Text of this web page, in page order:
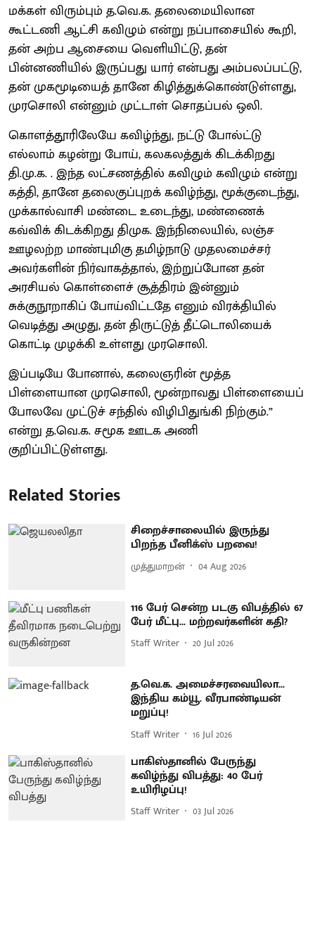
மக்கள் விரும்பும் த.வெ.க. தலைமையிலான
கூட்டணி ஆட்சி கவிழும் என்று நப்பாசையில் கூறி,
தன் அற்ப ஆசையை வெளியிட்டு, தன்
பின்னணியில் இருப்பது யார் என்பது அம்பலப்பட்டு,
தன் முகமூடியைத் தானே கிழித்துக்கொண்டுள்ளது,
முரசொலி என்னும் முட்டாள் சொதப்பல் ஒலி.
கொளத்தூரிலேயே கவிழ்ந்து, நட்டு போல்ட்டு
எல்லாம் கழன்று போய், கலகலத்துக் கிடக்கிறது
தி.மு.க. . இந்த லட்சணத்தில் கவிழும் கவிழும் என்று
கத்தி, தானே தலைகுப்புறக் கவிழ்ந்து, மூக்குடைந்து,
முக்கால்வாசி மண்டை உடைந்து, மண்ணைக்
கவ்விக் கிடக்கிறது திமுக. இந்நிலையில், லஞ்ச
ஊழலற்ற மாண்புமிகு தமிழ்நாடு முதலமைச்சர்
அவர்களின் நிர்வாகத்தால், இற்றுப்போன தன்
அரசியல் கொள்ளைச் சூத்திரம் இன்னும்
சுக்குநூறாகிப் போய்விட்டதே எனும் விரக்தியில்
வெடித்து அழுது, தன் திருட்டுத் தீட்டொலியைக்
கொட்டி முழக்கி உள்ளது முரசொலி.
இப்படியே போனால், கலைஞரின் மூத்த
பிள்ளையான முரசொலி, மூன்றாவது பிள்ளையைப்
போலவே முட்டுச் சந்தில் விழிபிதுங்கி நிற்கும்.”
என்று த.வெ.க. சமூக ஊடக அணி
குறிப்பிட்டுள்ளது.
Related Stories
சிறைச்சாலையில் இருந்து
பிறந்த பீனிக்ஸ் பறவை!
முத்துமாறன் 04 Aug 2026
116 பேர் சென்ற படகு விபத்தில் 67
பேர் மீட்பு... மற்றவர்களின் கதி?
Staff Writer 20 Jul 2026
த.வெ.க. அமைச்சரவையிலா...
இந்திய கம்யூ. வீரபாண்டியன்
மறுப்பு!
Staff Writer 16 Jul 2026
பாகிஸ்தானில் பேருந்து
கவிழ்ந்து விபத்து: 40 பேர்
உயிரிழப்பு!
Staff Writer 03 Jul 2026